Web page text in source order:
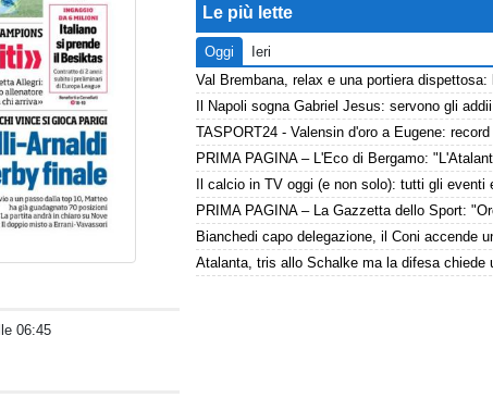
06:45
Le più lette
Oggi
Ieri
Bianchedi capo delegazione, il Coni accende